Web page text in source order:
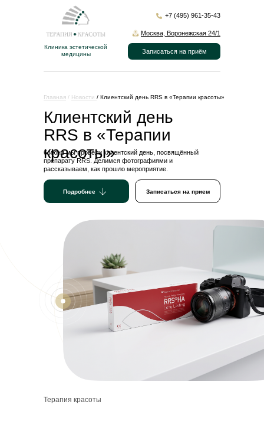
Записаться на приём
+7 (495) 961-35-43
Москва, Воронежская 24/1
Клиника эстетической
медицины
Клиентский день
RRS в «Терапии
красоты»
6 июня мы провели клиентский день, посвящённый
препарату RRS. Делимся фотографиями и
рассказываем, как прошло мероприятие.
Подробнее Записаться на прием
Главная / Новости / Клиентский день RRS в «Терапии красоты»
Терапия красоты